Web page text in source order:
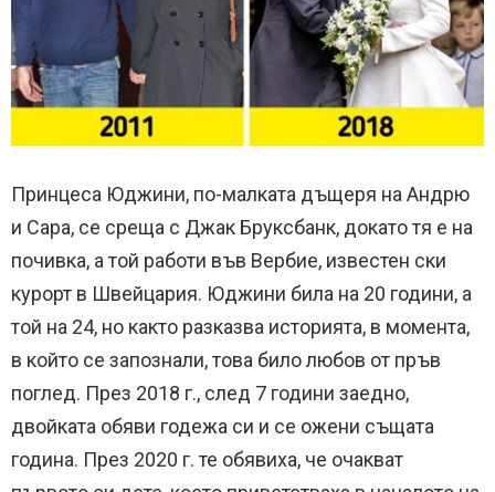
Принцеса Юджини, по-малката дъщеря на Андрю
и Сара, се среща с Джак Бруксбанк, докато тя е на
почивка, а той работи във Вербие, известен ски
курорт в Швейцария. Юджини била на 20 години, а
той на 24, но както разказва историята, в момента,
в който се запознали, това било любов от пръв
поглед. През 2018 г., след 7 години заедно,
двойката обяви годежа си и се ожени същата
година. През 2020 г. те обявиха, че очакват